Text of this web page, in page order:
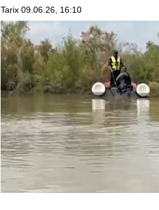
Tarix 09.06.26, 16:10